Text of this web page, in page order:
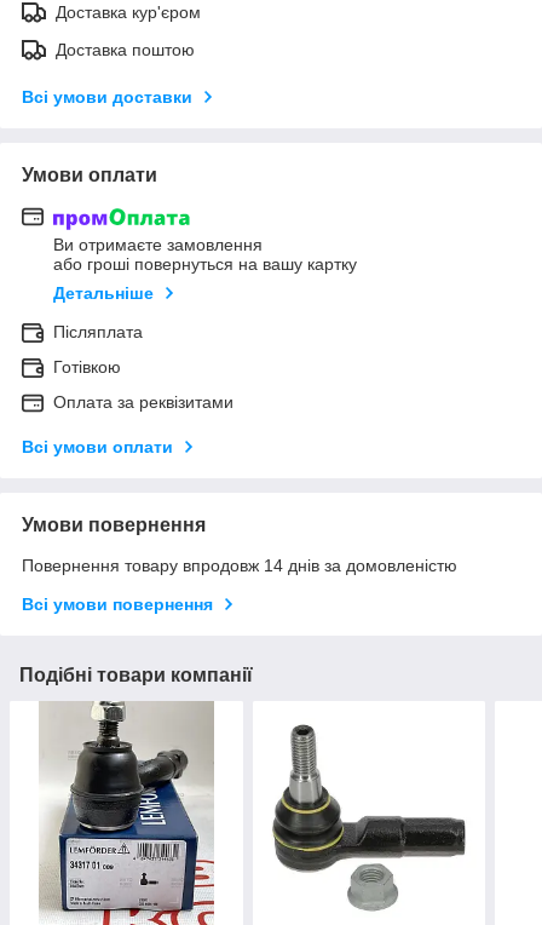
Доставка кур'єром
Доставка поштою
Всі умови доставки
Умови оплати
Ви отримаєте замовлення
або гроші повернуться на вашу картку
Детальніше
Післяплата
Готівкою
Оплата за реквізитами
Всі умови оплати
Умови повернення
Повернення товару впродовж 14 днів за домовленістю
Всі умови повернення
Подібні товари компанії